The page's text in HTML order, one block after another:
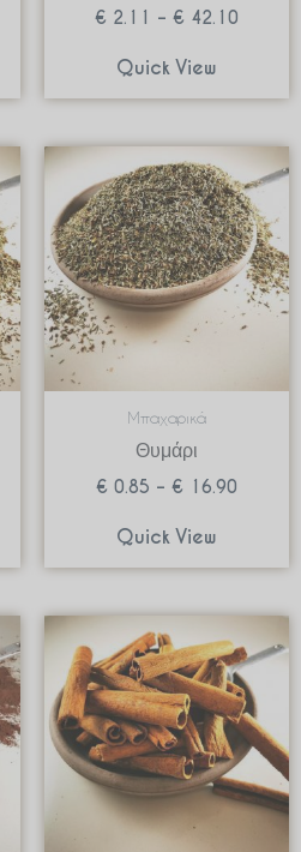
€ 2.11 – € 42.10
Quick View
Μπαχαρικά
Θυμάρι
€ 0.85 – € 16.90
range:
€ 0.85
through
€ 16.90
Quick View
range:
€ 1.20
through
€ 23.90